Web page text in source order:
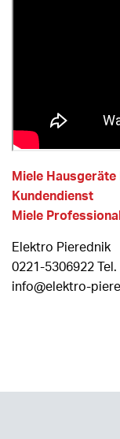
Miele Hausgeräte
Kundendienst
Miele
Elektro Pierednik
0221-5306922 Tel.
info@elektro-